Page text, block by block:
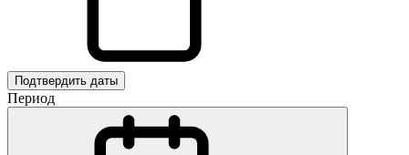
Подтвердить даты
Период